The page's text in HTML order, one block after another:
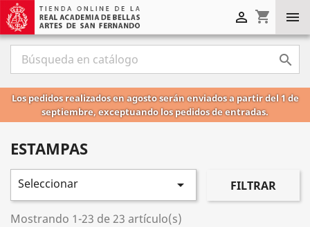

shopping_cart


Los pedidos realizados en agosto serán enviados a partir del 1 de
septiembre, exceptuando los pedidos de entradas.
ESTAMPAS
Seleccionar  FILTRAR
Mostrando 1-23 de 23 artículo(s)